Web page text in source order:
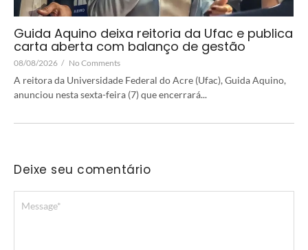
Guida Aquino deixa reitoria da Ufac e publica
carta aberta com balanço de gestão
08/08/2026 / No Comments
A reitora da Universidade Federal do Acre (Ufac), Guida Aquino,
anunciou nesta sexta-feira (7) que encerrará...
Deixe seu comentário